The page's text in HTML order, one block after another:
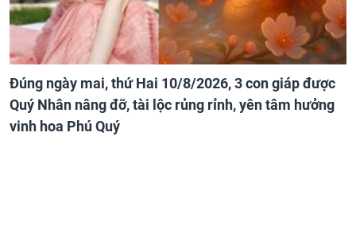
Đúng ngày mai, thứ Hai 10/8/2026, 3 con giáp được
Quý Nhân nâng đỡ, tài lộc rủng rỉnh, yên tâm hưởng
vinh hoa Phú Quý